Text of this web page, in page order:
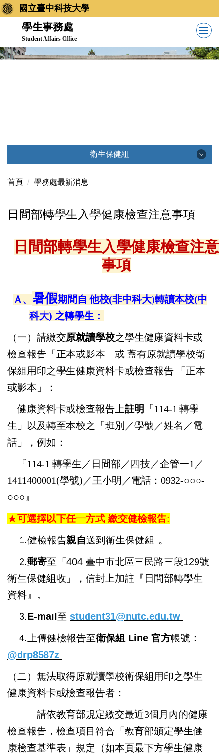
跳
到
內
國立臺中科技大學
學生事務處
Student Affairs Office
衛生保健組
衛生保健組
最新消息
關於我們
法令規章
健康中心服務資訊
115學年度新生健檢專區
新生、轉學生健康檢查注意事項
健康促進專區
性教育(含愛滋病防治)專區
校園食安衛生營養專區
大家醫計畫
FB 活動公告粉專
首頁 學務處最新消息
日間部轉學生入學健康檢查注意事項
日間部轉學生入學健康檢查注意
事項
Ａ、 暑假期間自 他校(非中科大)轉讀本校(中
科大) 之轉學生：
（一）請繳交原就讀學校之學生健康資料卡或
檢查報告「正本或影本」或 蓋有原就讀學校衛
保組用印之學生健康資料卡或檢查報告 「正本
或影本」：
健康資料卡或檢查報告上註明
「114-1 轉學
生」以及轉至本校之「班別／學號／姓名／電
話」，例如：
『114-1 轉學生／日間部／四技／企管一1／
1411400001(學號)／王小明／電話：0932-○○○-
○○○』
★可選擇以下任一方式 繳交健檢報告:
1.健檢報告親自送到衛生保健組 。
2.郵寄至「404 臺中市北區三民路三段129號
衛生保健組收」，信封上加註『日間部轉學生
資料』。
3.E-mail 至 student31@nutc.edu.tw
4.上傳健檢報告至衛保組 Line 官方帳號：
@drp8587z
（二）無法取得原就讀學校衛保組用印之學生
健康資料卡或檢查報告者：
請依教育部規定繳交最近3個月內的健康
檢查報告，檢查項目符合「教育部頒定學生健
康檢查基準表」規定（如本頁最下方學生健康